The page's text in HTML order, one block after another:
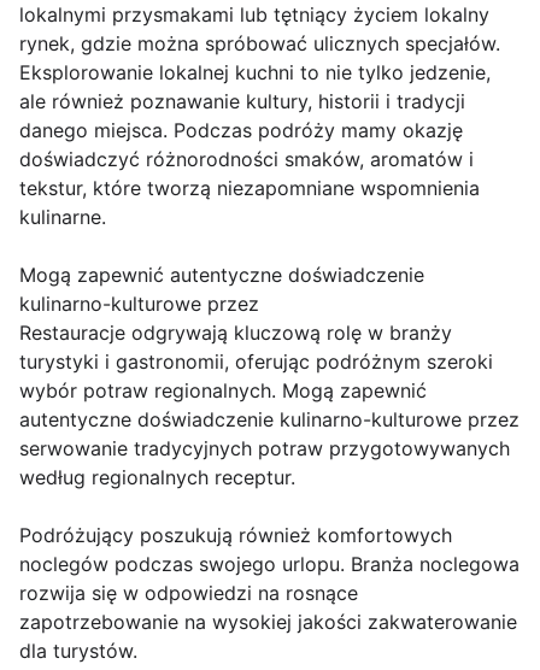
lokalnymi przysmakami lub tętniący życiem lokalny
rynek, gdzie można spróbować ulicznych specjałów.
Eksplorowanie lokalnej kuchni to nie tylko jedzenie,
ale również poznawanie kultury, historii i tradycji
danego miejsca. Podczas podróży mamy okazję
doświadczyć różnorodności smaków, aromatów i
tekstur, które tworzą niezapomniane wspomnienia
kulinarne.
Mogą zapewnić autentyczne doświadczenie
kulinarno-kulturowe przez
Restauracje odgrywają kluczową rolę w branży
turystyki i gastronomii, oferując podróżnym szeroki
wybór potraw regionalnych. Mogą zapewnić
autentyczne doświadczenie kulinarno-kulturowe przez
serwowanie tradycyjnych potraw przygotowywanych
według regionalnych receptur.
Podróżujący poszukują również komfortowych
noclegów podczas swojego urlopu. Branża noclegowa
rozwija się w odpowiedzi na rosnące
zapotrzebowanie na wysokiej jakości zakwaterowanie
dla turystów.